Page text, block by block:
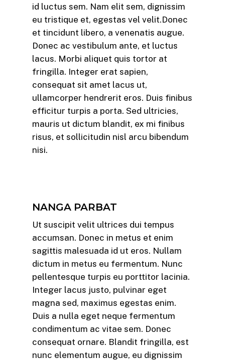
id luctus sem. Nam elit sem, dignissim
eu tristique et, egestas vel velit.Donec
et tincidunt libero, a venenatis augue.
Donec ac vestibulum ante, et luctus
lacus. Morbi aliquet quis tortor at
fringilla. Integer erat sapien,
consequat sit amet lacus ut,
ullamcorper hendrerit eros. Duis finibus
efficitur turpis a porta. Sed ultricies,
mauris ut dictum blandit, ex mi finibus
risus, et sollicitudin nisl arcu bibendum
nisi.
NANGA PARBAT
Ut suscipit velit ultrices dui tempus
accumsan. Donec in metus et enim
sagittis malesuada id ut eros. Nullam
dictum in metus eu fermentum. Nunc
pellentesque turpis eu porttitor lacinia.
Integer lacus justo, pulvinar eget
magna sed, maximus egestas enim.
Duis a nulla eget neque fermentum
condimentum ac vitae sem. Donec
consequat ornare. Blandit fringilla, est
nunc elementum augue, eu dignissim